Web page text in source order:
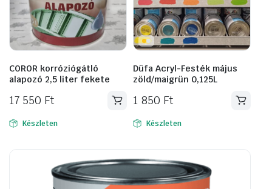
COROR korróziógátló
alapozó 2,5 liter fekete
17 550 Ft
Készleten
Düfa Acryl-Festék május
zöld/maigrün 0,125L
1 850 Ft
Készleten